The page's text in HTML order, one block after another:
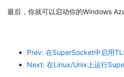
最后，你就可以启动你的Windows
Prev: 在SuperSocket中启用
Next: 在Linux/Unix上运行